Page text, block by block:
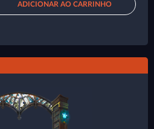
ADICIONAR AO CARRINHO